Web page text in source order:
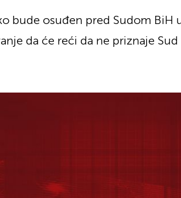
bude osuđen pred Sudom BiH
da će reći da ne priznaje